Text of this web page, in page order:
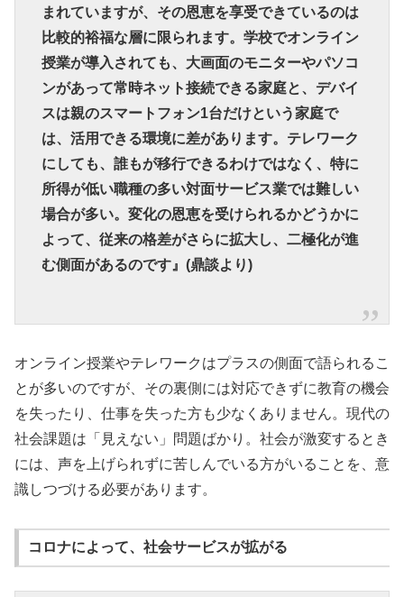
まれていますが、その恩恵を享受できているのは
比較的裕福な層に限られます。学校でオンライン
授業が導入されても、大画面のモニターやパソコ
ンがあって常時ネット接続できる家庭と、デバイ
スは親のスマートフォン1台だけという家庭で
は、活用できる環境に差があります。テレワーク
にしても、誰もが移行できるわけではなく、特に
所得が低い職種の多い対面サービス業では難しい
場合が多い。変化の恩恵を受けられるかどうかに
よって、従来の格差がさらに拡大し、二極化が進
む側面があるのです』(鼎談より)
オンライン授業やテレワークはプラスの側面で語られるこ
とが多いのですが、その裏側には対応できずに教育の機会
を失ったり、仕事を失った方も少なくありません。現代の
社会課題は「見えない」問題ばかり。社会が激変するとき
には、声を上げられずに苦しんでいる方がいることを、意
識しつづける必要があります。
コロナによって、社会サービスが拡がる